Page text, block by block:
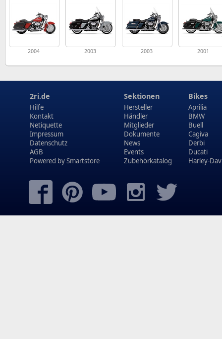
2004 2003 2003 2001
2ri.de
Hilfe
Kontakt
Netiquette
Impressum
Datenschutz
AGB
Powered bySmartstore
Sektionen
Hersteller
Händler
Mitglieder
Dokumente
News
Events
Zubehörkatalog
Bikes
Aprilia
BMW
Buell
Cagiva
Derbi
Ducati
Harley-